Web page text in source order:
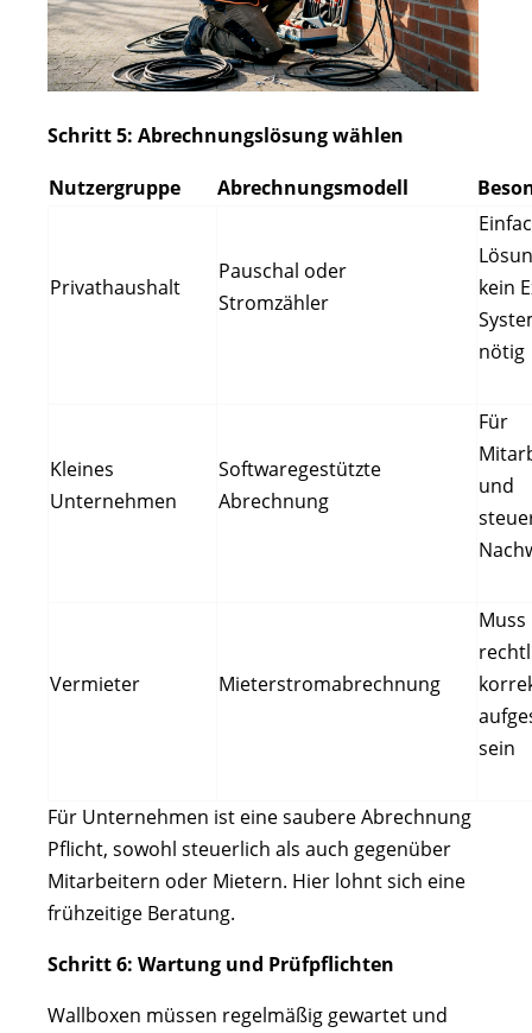
Schritt 5: Abrechnungslösung wählen
Nutzergruppe
Abrechnungsmodell
Privathaushalt
Pauschal oder
Stromzähler
kein
nötig
Kleines
Unternehmen
Softwaregestützte
Abrechnung
Für
und
Vermieter Mieterstromabrechnung
Muss
sein
Für Unternehmen ist eine saubere Abrechnung
Pflicht, sowohl steuerlich als auch gegenüber
Mitarbeitern oder Mietern. Hier lohnt sich eine
frühzeitige Beratung.
Schritt 6: Wartung und Prüfpflichten
Wallboxen müssen regelmäßig gewartet und